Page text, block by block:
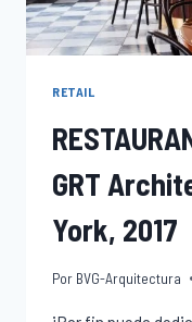
RETAIL
GRT
York, 2017
Por BVG-Arquitectura